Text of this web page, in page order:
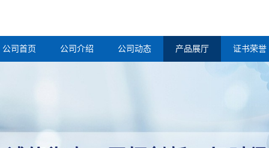
公司首页 公司介绍 公司动态 产品展厅 证书荣誉